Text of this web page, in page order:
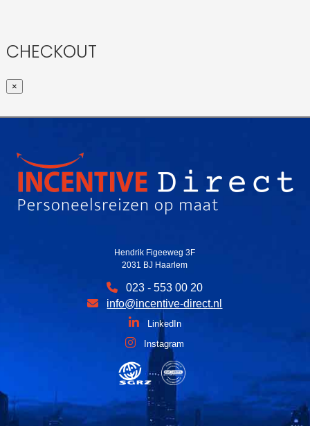
CHECKOUT
×
Hendrik Figeeweg 3F
2031 BJ Haarlem
023 - 553 00 20
info@incentive-direct.nl
LinkedIn
Instagram